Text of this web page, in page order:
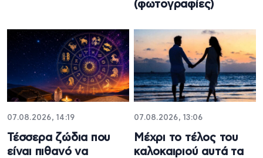
(φωτογραφίες)
07.08.2026, 14:19
Τέσσερα ζώδια που
είναι πιθανό να
07.08.2026, 13:06
Μέχρι το τέλος του
καλοκαιριού αυτά τα